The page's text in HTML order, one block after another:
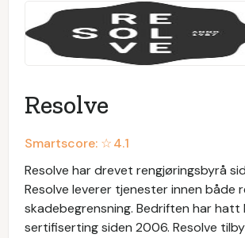
Resolve
Smartscore: ☆4.1
Resolve har drevet rengjøringsbyrå
Resolve leverer tjenester innen både
skadebegrensning. Bedriften har
sertifiserting siden 2006. Resolve